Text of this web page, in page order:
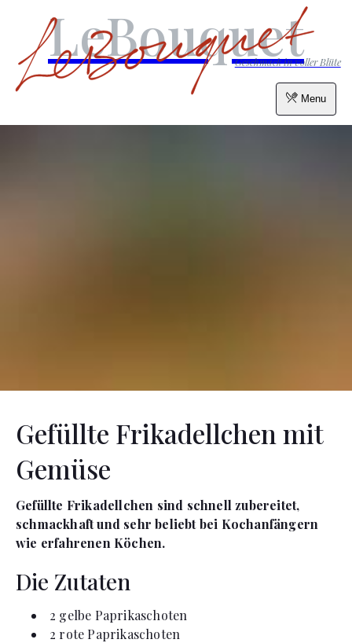
Menu
LeBouquet
Geschmack in voller Blüte
Gefüllte Frikadellchen mit
Gemüse
Gefüllte Frikadellchen sind schnell zubereitet,
schmackhaft und sehr beliebt bei Kochanfängern
wie erfahrenen Köchen.
Die Zutaten
2 gelbe Paprikaschoten
2 rote Paprikaschoten